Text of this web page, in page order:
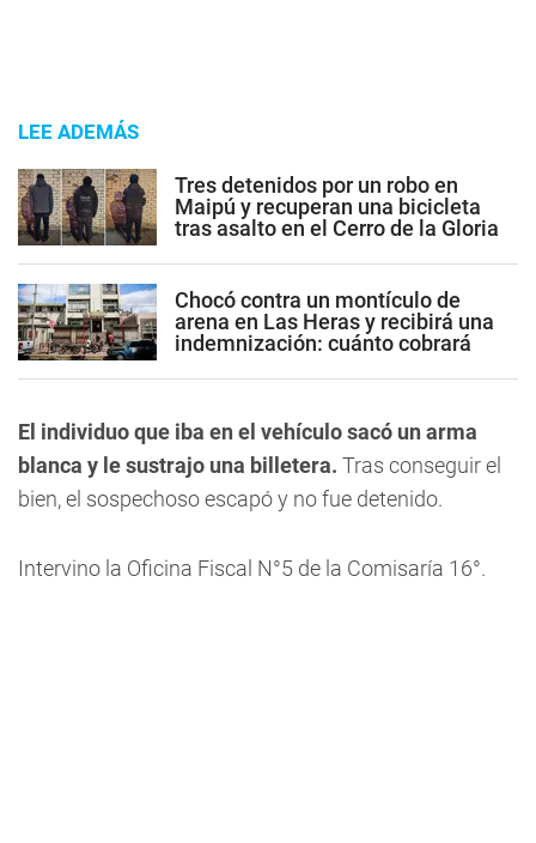
LEE ADEMÁS
Tres detenidos por un robo en
Maipú y recuperan una bicicleta
tras asalto en el Cerro de la Gloria
Chocó contra un montículo de
arena en Las Heras y recibirá una
indemnización: cuánto cobrará
El individuo que iba en el vehículo sacó un arma
blanca y le sustrajo una billetera. Tras conseguir el
bien, el sospechoso escapó y no fue detenido.
Intervino la Oficina Fiscal N°5 de la Comisaría 16°.